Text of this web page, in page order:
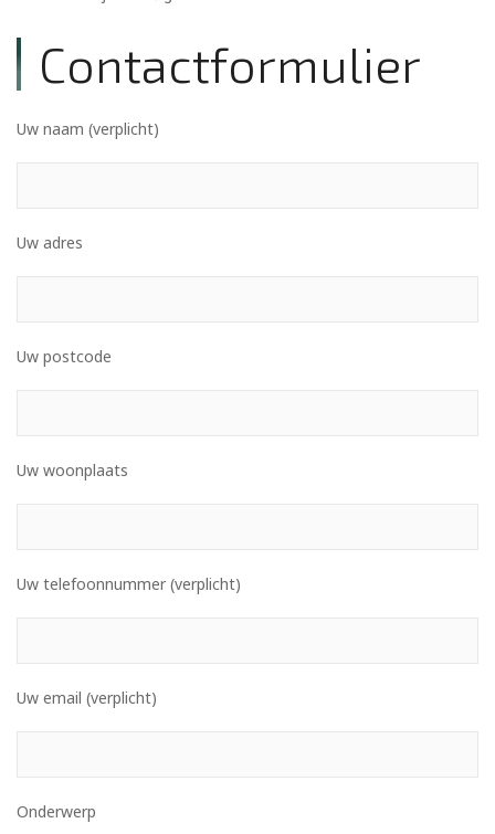
Contactformulier
Uw naam (verplicht)
Uw adres
Uw postcode
Uw woonplaats
Uw telefoonnummer (verplicht)
Uw email (verplicht)
Onderwerp